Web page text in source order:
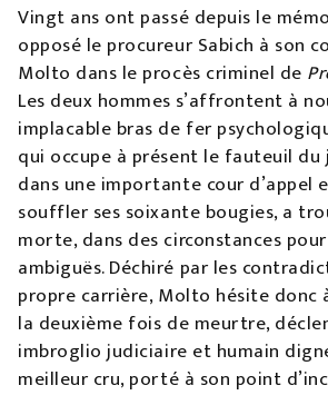
Vingt ans ont passé depuis le
opposé le procureur Sabich à son
Molto dans le procès criminel de
Les deux hommes s’affrontent à
implacable bras de fer
qui occupe à présent le fauteuil du
dans une importante cour d’appel
souffler ses soixante bougies, a
morte, dans des circonstances
ambiguës. Déchiré par les
propre carrière, Molto hésite donc
la deuxième fois de meurtre,
imbroglio judiciaire et humain
meilleur cru, porté à son point